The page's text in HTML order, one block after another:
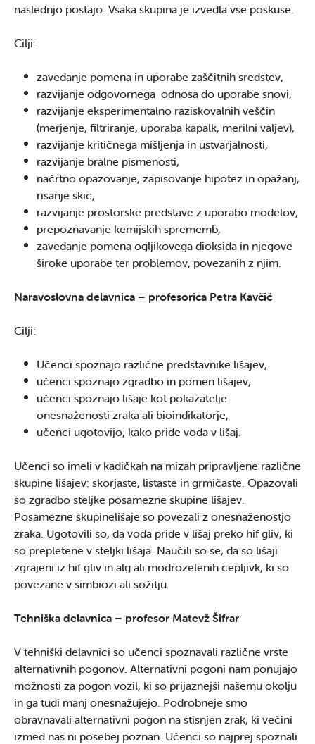
naslednjo postajo. Vsaka skupina je izvedla vse poskuse.
Cilji:
zavedanje pomena in uporabe zaščitnih sredstev,
razvijanje odgovornega odnosa do uporabe snovi,
razvijanje eksperimentalno raziskovalnih veščin
(merjenje, filtriranje, uporaba kapalk, merilni valjev),
razvijanje kritičnega mišljenja in ustvarjalnosti,
razvijanje bralne pismenosti,
načrtno opazovanje, zapisovanje hipotez in opažanj,
risanje skic,
razvijanje prostorske predstave z uporabo modelov,
prepoznavanje kemijskih sprememb,
zavedanje pomena ogljikovega dioksida in njegove
široke uporabe ter problemov, povezanih z njim.
Naravoslovna delavnica – profesorica Petra Kavčič
Cilji:
Učenci spoznajo različne predstavnike lišajev,
učenci spoznajo zgradbo in pomen lišajev,
učenci spoznajo lišaje kot pokazatelje
onesnaženosti zraka ali bioindikatorje,
učenci ugotovijo, kako pride voda v lišaj.
Učenci so imeli v kadičkah na mizah pripravljene različne
skupine lišajev: skorjaste, listaste in grmičaste. Opazovali
so zgradbo steljke posamezne skupine lišajev.
Posamezne skupinelišaje so povezali z onesnaženostjo
zraka. Ugotovili so, da voda pride v lišaj preko hif gliv, ki
so prepletene v steljki lišaja. Naučili so se, da so lišaji
zgrajeni iz hif gliv in alg ali modrozelenih cepljivk, ki so
povezane v simbiozi ali sožitju.
Tehniška delavnica – profesor Matevž Šifrar
V tehniški delavnici so učenci spoznavali različne vrste
alternativnih pogonov. Alternativni pogoni nam ponujajo
možnosti za pogon vozil, ki so prijaznejši našemu okolju
in ga tudi manj onesnažujejo. Podrobneje smo
obravnavali alternativni pogon na stisnjen zrak, ki večini
izmed nas ni posebej poznan. Učenci so najprej spoznali